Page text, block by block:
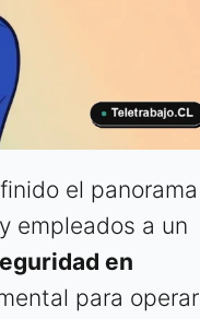
el panorama
empleados a un
en
para operar